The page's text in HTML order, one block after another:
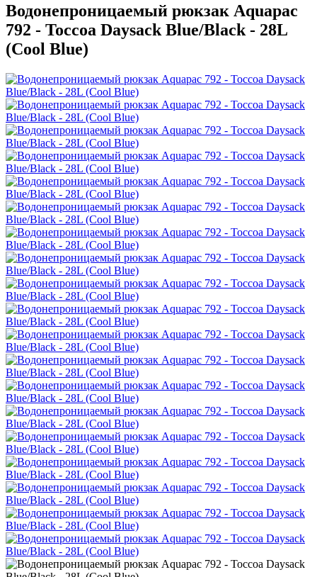
Водонепроницаемый рюкзак Aquapac
792 - Toccoa Daysack Blue/Black - 28L
(Cool Blue)